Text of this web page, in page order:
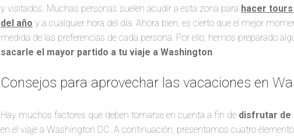
y visitados. Muchas personas suelen acudir a esta zona para hacer
del año y a cualquier hora del día. Ahora bien, es cierto que el mejor
medida de las preferencias de cada persona. Por ello, hemos preparado
sacarle el mayor partido a tu viaje a Washington.
Consejos para aprovechar las vacaciones en
Hay muchos factores que deben tomarse en cuenta a fin de disfrutar de
en el viaje a Washington DC. A continuación, presentamos cuatro